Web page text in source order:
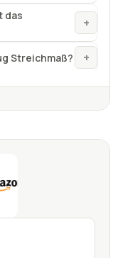
das
+
Streichmaß? +